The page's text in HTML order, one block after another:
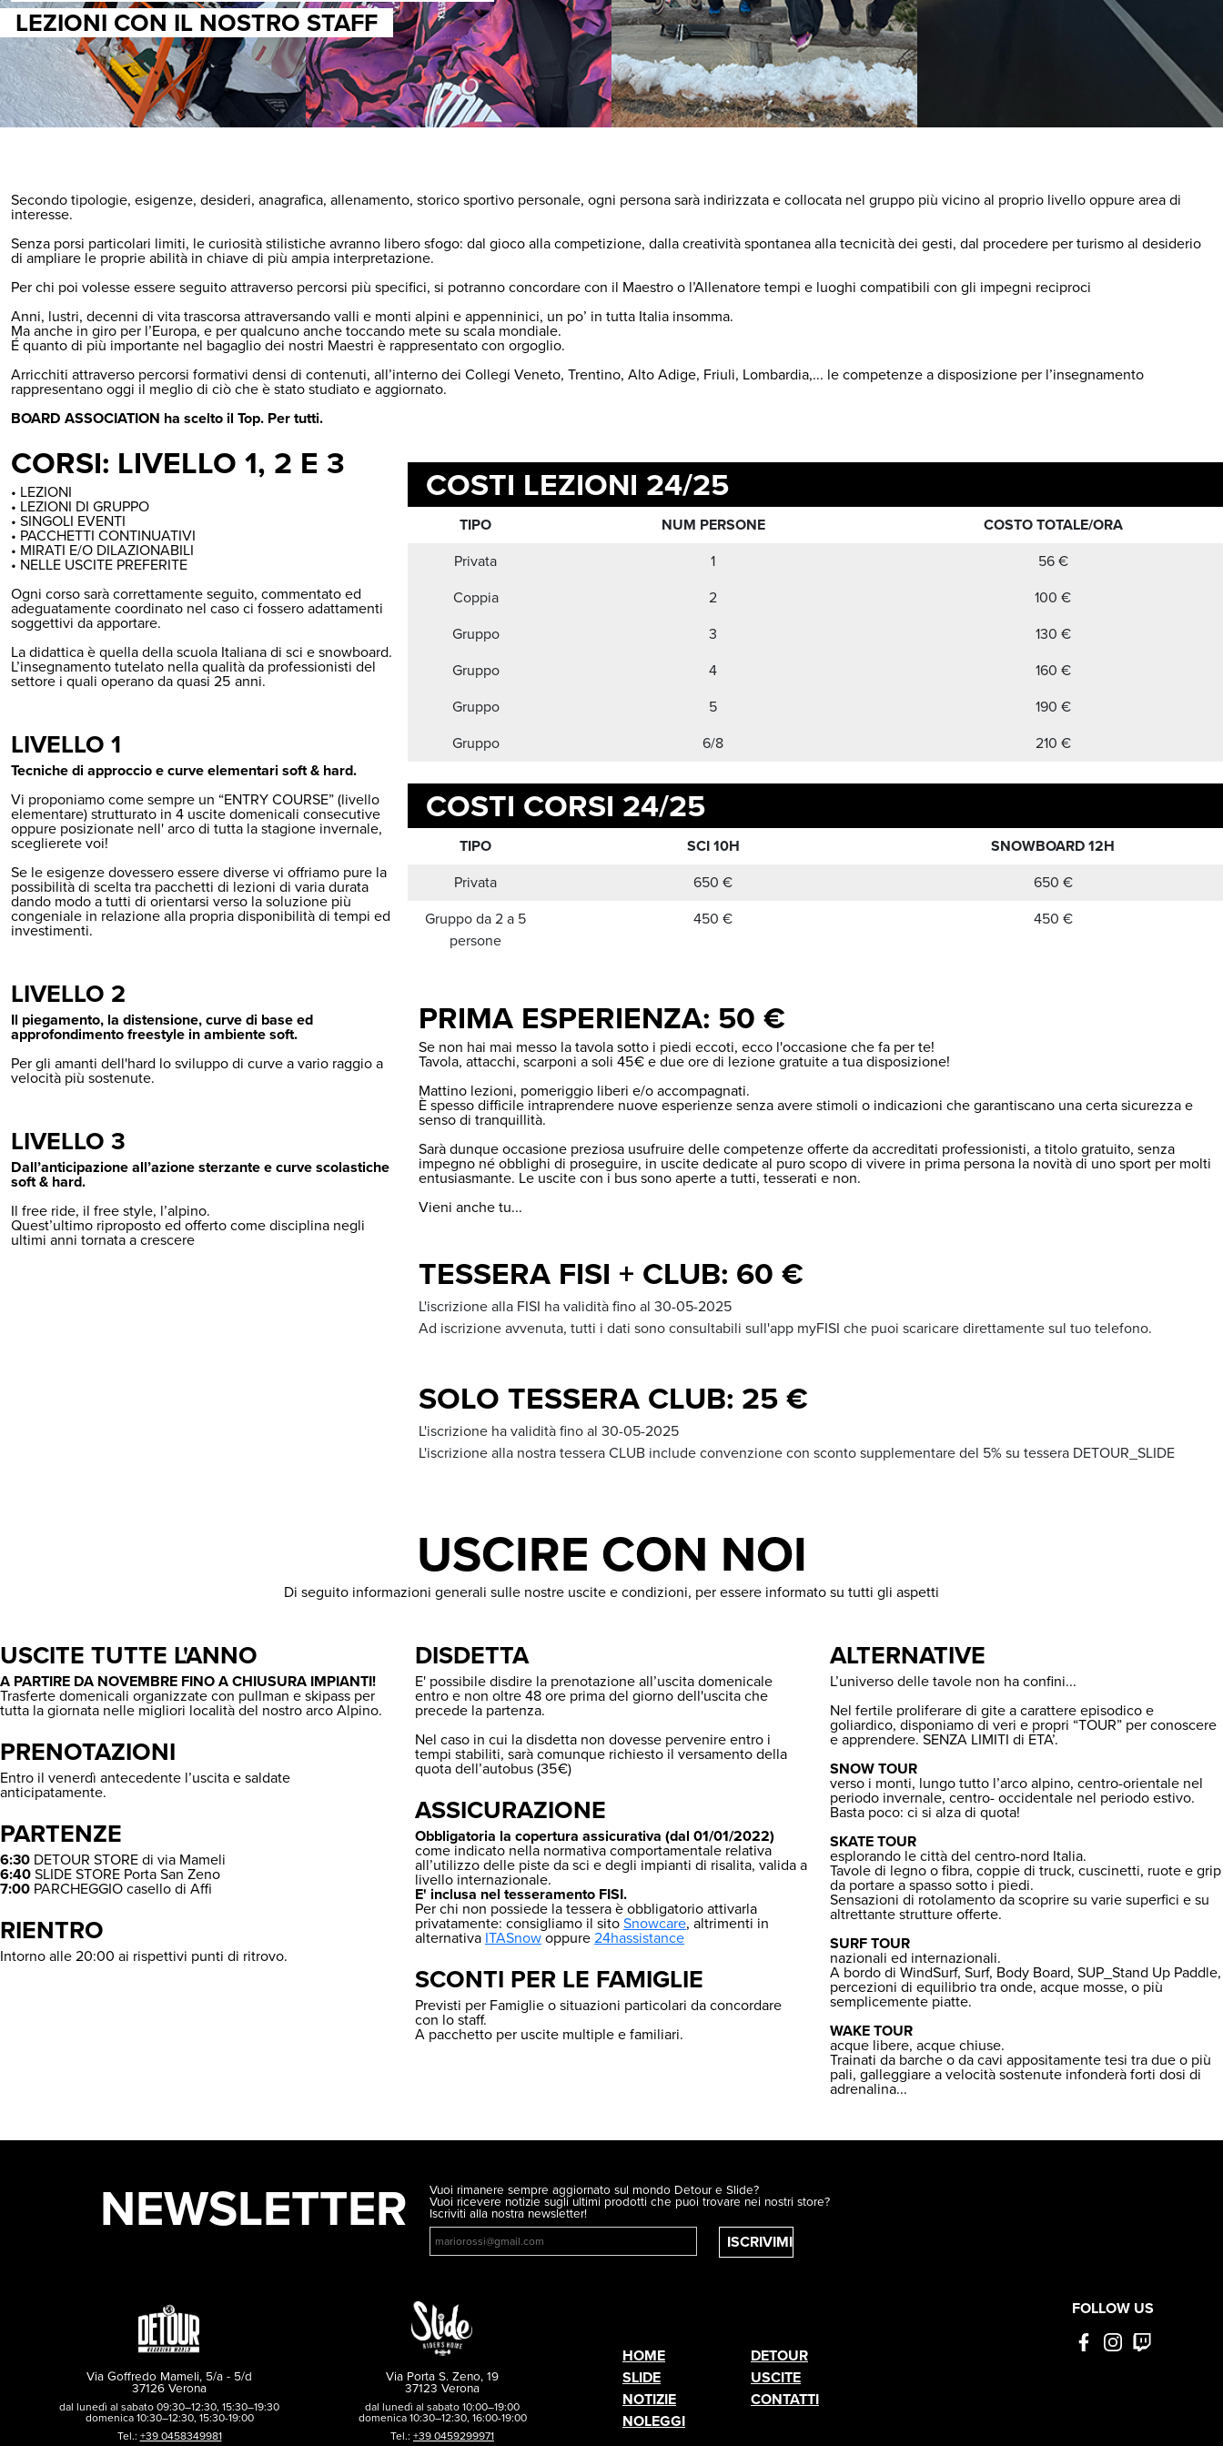
LEZIONI CON IL NOSTRO STAFF
Secondo tipologie, esigenze, desideri, anagrafica, allenamento, storico sportivo personale, ogni persona sarà indirizzata e collocata nel gruppo più vicino al proprio livello oppure area di
interesse.
Senza porsi particolari limiti, le curiosità stilistiche avranno libero sfogo: dal gioco alla competizione, dalla creatività spontanea alla tecnicità dei gesti, dal procedere per turismo al desiderio
di ampliare le proprie abilità in chiave di più ampia interpretazione.
Per chi poi volesse essere seguito attraverso percorsi più specifici, si potranno concordare con il Maestro o l’Allenatore tempi e luoghi compatibili con gli impegni reciproci
Anni, lustri, decenni di vita trascorsa attraversando valli e monti alpini e appenninici, un po’ in tutta Italia insomma.
Ma anche in giro per l’Europa, e per qualcuno anche toccando mete su scala mondiale.
É quanto di più importante nel bagaglio dei nostri Maestri è rappresentato con orgoglio.
Arricchiti attraverso percorsi formativi densi di contenuti, all’interno dei Collegi Veneto, Trentino, Alto Adige, Friuli, Lombardia,... le competenze a disposizione per l’insegnamento
rappresentano oggi il meglio di ciò che è stato studiato e aggiornato.
BOARD ASSOCIATION ha scelto il Top. Per tutti.
CORSI: LIVELLO 1, 2 E 3
• LEZIONI
• LEZIONI DI GRUPPO
• SINGOLI EVENTI
• PACCHETTI CONTINUATIVI
• MIRATI E/O DILAZIONABILI
• NELLE USCITE PREFERITE
Ogni corso sarà correttamente seguito, commentato ed
adeguatamente coordinato nel caso ci fossero adattamenti
soggettivi da apportare.
La didattica è quella della scuola Italiana di sci e snowboard.
L’insegnamento tutelato nella qualità da professionisti del
settore i quali operano da quasi 25 anni.
LIVELLO 1
Tecniche di approccio e curve elementari soft & hard.
Vi proponiamo come sempre un “ENTRY COURSE” (livello
elementare) strutturato in 4 uscite domenicali consecutive
oppure posizionate nell' arco di tutta la stagione invernale,
sceglierete voi!
Se le esigenze dovessero essere diverse vi offriamo pure la
possibilità di scelta tra pacchetti di lezioni di varia durata
dando modo a tutti di orientarsi verso la soluzione più
congeniale in relazione alla propria disponibilità di tempi ed
investimenti.
LIVELLO 2
Il piegamento, la distensione, curve di base ed
approfondimento freestyle in ambiente soft.
Per gli amanti dell'hard lo sviluppo di curve a vario raggio a
velocità più sostenute.
LIVELLO 3
Dall’anticipazione all’azione sterzante e curve scolastiche
soft & hard.
Il free ride, il free style, l’alpino.
Quest’ultimo riproposto ed offerto come disciplina negli
ultimi anni tornata a crescere
COSTI LEZIONI 24/25
TIPO NUM PERSONE
COSTO TOTALE/ORA
Privata
1
56 €
Coppia
2
100 €
Gruppo
3
130 €
Gruppo
4
160 €
Gruppo
5
190 €
Gruppo
6/8 210 €
COSTI CORSI 24/25
TIPO SCI 10H
SNOWBOARD 12H
Privata
650 €
650 €
Gruppo da 2 a 5
persone
450 € 450 €
PRIMA ESPERIENZA: 50 €
Se non hai mai messo la tavola sotto i piedi eccoti, ecco l'occasione che fa per te!
Tavola, attacchi, scarponi a soli 45€ e due ore di lezione gratuite a tua disposizione!
Mattino lezioni, pomeriggio liberi e/o accompagnati.
È spesso difficile intraprendere nuove esperienze senza avere stimoli o indicazioni che garantiscano una certa sicurezza e
senso di tranquillità.
Sarà dunque occasione preziosa usufruire delle competenze offerte da accreditati professionisti, a titolo gratuito, senza
impegno né obblighi di proseguire, in uscite dedicate al puro scopo di vivere in prima persona la novità di uno sport per molti
entusiasmante. Le uscite con i bus sono aperte a tutti, tesserati e non.
Vieni anche tu...
TESSERA FISI + CLUB: 60 €
L'iscrizione alla FISI ha validità fino al 30-05-2025
Ad iscrizione avvenuta, tutti i dati sono consultabili sull'app myFISI che puoi scaricare direttamente sul tuo telefono.
SOLO TESSERA CLUB: 25 €
L'iscrizione ha validità fino al 30-05-2025
L'iscrizione alla nostra tessera CLUB include convenzione con sconto supplementare del 5% su tessera DETOUR_SLIDE
USCIRE CON NOI
Di seguito informazioni generali sulle nostre uscite e condizioni, per essere informato su tutti gli aspetti
USCITE TUTTE L'ANNO
A PARTIRE DA NOVEMBRE FINO A CHIUSURA IMPIANTI!
Trasferte domenicali organizzate con pullman e skipass per
tutta la giornata nelle migliori località del nostro arco Alpino.
PRENOTAZIONI
Entro il venerdì antecedente l’uscita e saldate
anticipatamente.
PARTENZE
6:30 DETOUR STORE di via Mameli
6:40SLIDE STORE Porta San Zeno
7:00 PARCHEGGIO casello di Affi
RIENTRO
Intorno alle 20:00 ai rispettivi punti di ritrovo.
DISDETTA
E' possibile disdire la prenotazione all’uscita domenicale
entro e non oltre 48 ore prima del giorno dell'uscita che
precede la partenza.
Nel caso in cui la disdetta non dovesse pervenire entro i
tempi stabiliti, sarà comunque richiesto il versamento della
quota dell’autobus (35€)
ASSICURAZIONE
Obbligatoria la copertura assicurativa (dal 01/01/2022)
come indicato nella normativa comportamentale relativa
all’utilizzo delle piste da sci e degli impianti di risalita, valida a
livello internazionale.
E' inclusa nel tesseramento FISI.
Per chi non possiede la tessera è obbligatorio attivarla
privatamente: consigliamo il sitoSnowcare, altrimenti in
alternativa ITASnowoppure24hassistance
SCONTI PER LE FAMIGLIE
Previsti per Famiglie o situazioni particolari da concordare
con lo staff.
A pacchetto per uscite multiple e familiari.
ALTERNATIVE
L’universo delle tavole non ha confini...
Nel fertile proliferare di gite a carattere episodico e
goliardico, disponiamo di veri e propri “TOUR” per conoscere
e apprendere. SENZA LIMITI di ETA’.
SNOW TOUR
verso i monti, lungo tutto l’arco alpino, centro-orientale nel
periodo invernale, centro- occidentale nel periodo estivo.
Basta poco: ci si alza di quota!
SKATE TOUR
esplorando le città del centro-nord Italia.
Tavole di legno o fibra, coppie di truck, cuscinetti, ruote e grip
da portare a spasso sotto i piedi.
Sensazioni di rotolamento da scoprire su varie superfici e su
altrettante strutture offerte.
SURF TOUR
nazionali ed internazionali.
A bordo di WindSurf, Surf, Body Board, SUP_Stand Up Paddle,
percezioni di equilibrio tra onde, acque mosse, o più
semplicemente piatte.
WAKE TOUR
acque libere, acque chiuse.
Trainati da barche o da cavi appositamente tesi tra due o più
pali, galleggiare a velocità sostenute infonderà forti dosi di
adrenalina...
NEWSLETTER Vuoi rimanere sempre aggiornato sul mondo Detour e Slide?
Vuoi ricevere notizie sugli ultimi prodotti che puoi trovare nei nostri store?
Iscriviti alla nostra newsletter!
ISCRIVIMI
Via Goffredo Mameli, 5/a - 5/d
37126 Verona
dal lunedì al sabato 09:30–12:30, 15:30–19:30
domenica 10:30–12:30, 15:30-19:00
Tel.: +39 0458349981
Via Porta S. Zeno, 19
37123 Verona
dal lunedì al sabato 10:00–19:00
domenica 10:30–12:30, 16:00-19:00
Tel.: +39 0459299971
HOME
DETOUR
SLIDE
USCITE
NOTIZIE
CONTATTI
NOLEGGI
FOLLOW US